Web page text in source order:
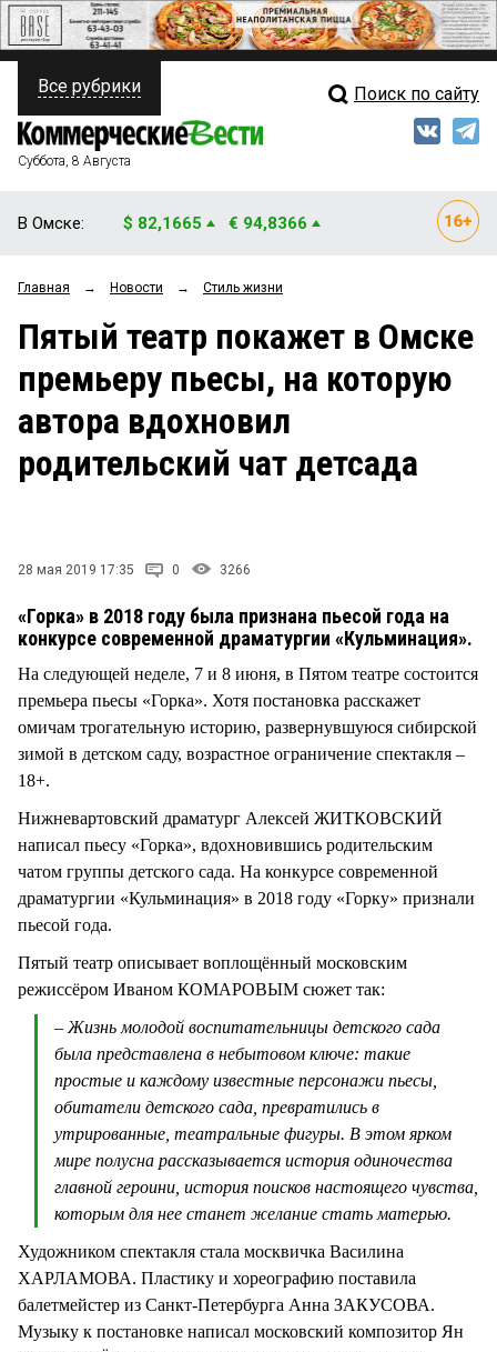
ПОЛИТИКА
ФИНАНСЫ
ОБЩЕСТВО
ЗАКОН
НОВОСТИ КОМПАНИЙ
Свежий выпуск
Рейтинги
Блоги
Архив
Все рубрики Поиск по сайту
Суббота, 8 Августа
В Омске: $ 82,1665 € 94,8366
Главная → Новости → Стиль жизни
Пятый театр покажет в Омске
премьеру пьесы, на которую
автора вдохновил
родительский чат детсада
28 мая 2019 17:35 0 3266
«Горка» в 2018 году была признана пьесой года на
конкурсе современной драматургии «Кульминация».
На следующей неделе, 7 и 8 июня, в Пятом театре состоится
премьера пьесы «Горка». Хотя постановка расскажет
омичам трогательную историю, развернувшуюся сибирской
зимой в детском саду, возрастное ограничение спектакля –
18+.
Нижневартовский драматург Алексей ЖИТКОВСКИЙ
написал пьесу «Горка», вдохновившись родительским
чатом группы детского сада. На конкурсе современной
драматургии «Кульминация» в 2018 году «Горку» признали
пьесой года.
Пятый театр описывает воплощённый московским
режиссёром Иваном КОМАРОВЫМ сюжет так:
– Жизнь молодой воспитательницы детского сада
была представлена в небытовом ключе: такие
простые и каждому известные персонажи пьесы,
обитатели детского сада, превратились в
утрированные, театральные фигуры. В этом ярком
мире полусна рассказывается история одиночества
главной героини, история поисков настоящего чувства,
которым для нее станет желание стать матерью.
Художником спектакля стала москвичка Василина
ХАРЛАМОВА. Пластику и хореографию поставила
балетмейстер из Санкт-Петербурга Анна ЗАКУСОВА.
Музыку к постановке написал московский композитор Ян